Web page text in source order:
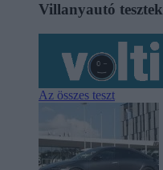
Villanyautó tesztek
Az összes teszt